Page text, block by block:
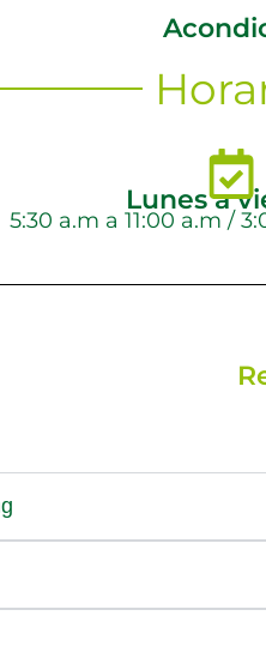
Lunes a
5:30 a.m a 11:00 a.m /